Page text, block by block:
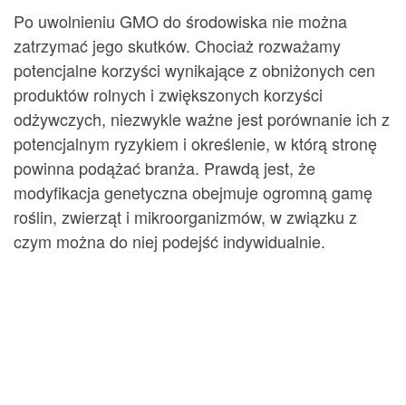
Po uwolnieniu GMO do środowiska nie można
zatrzymać jego skutków. Chociaż rozważamy
potencjalne korzyści wynikające z obniżonych cen
produktów rolnych i zwiększonych korzyści
odżywczych, niezwykle ważne jest porównanie ich z
potencjalnym ryzykiem i określenie, w którą stronę
powinna podążać branża. Prawdą jest, że
modyfikacja genetyczna obejmuje ogromną gamę
roślin, zwierząt i mikroorganizmów, w związku z
czym można do niej podejść indywidualnie.